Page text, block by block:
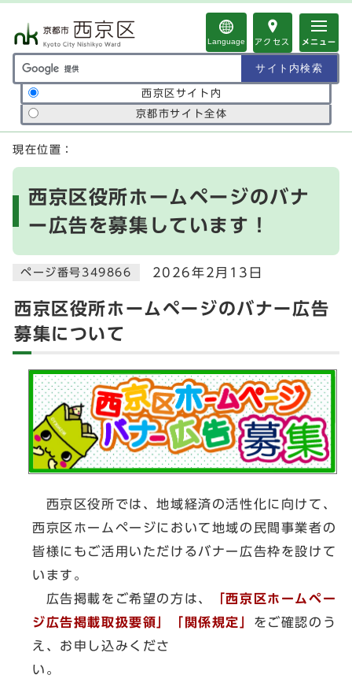
Language アクセス メニュー
サイト内検索の範囲
西京区サイト内
京都市サイト全体
ここから本文です
現在位置：
西京区役所ホームページのバナ
ー広告を募集しています！
ページ番号349866 2026年2月13日
西京区役所ホームページのバナー広告
募集について
西京区役所では、地域経済の活性化に向けて、
西京区ホームページにおいて地域の民間事業者の
皆様にもご活用いただけるバナー広告枠を設けて
います。
広告掲載をご希望の方は、
「西京区ホームペー
ジ広告掲載取扱要領」「関係規定」 をご確認のう
え、お申し込みくださ
い。